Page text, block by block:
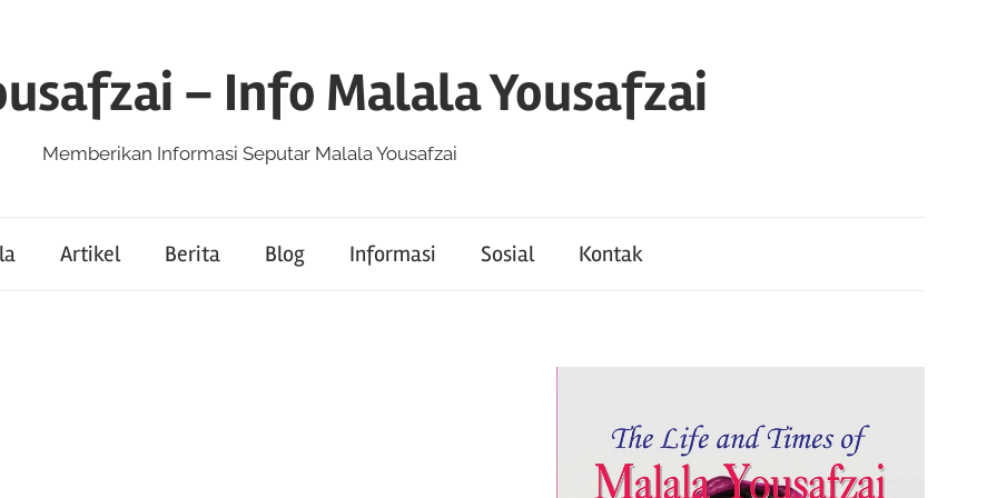
– Info Malala Yousafzai
Memberikan Informasi Seputar Malala Yousafzai
Artikel Berita Blog Informasi Sosial Kontak